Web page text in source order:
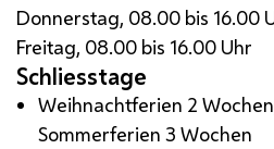
Donnerstag, 08.00 bis 16.00
Freitag, 08.00 bis 16.00 Uhr
Schliesstage
Weihnachtferien 2
Sommerferien 3 Wochen